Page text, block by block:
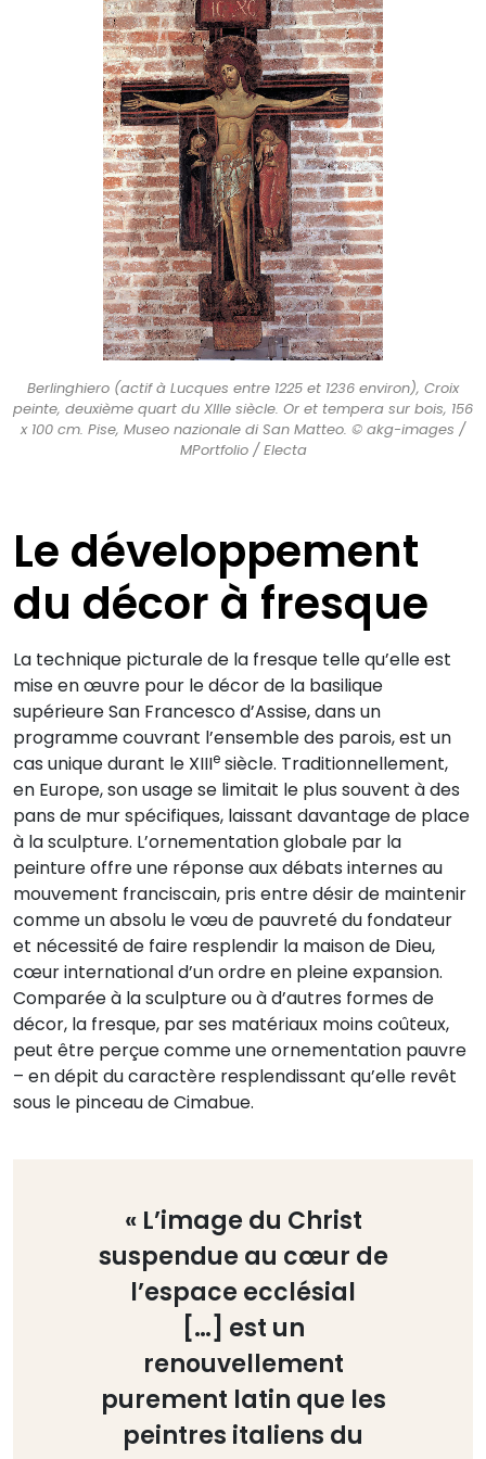
Berlinghiero (actif à Lucques entre 1225 et 1236 environ), Croix
peinte, deuxième quart du XIIIe siècle. Or et tempera sur bois, 156
x 100 cm. Pise, Museo nazionale di San Matteo. © akg-images /
MPortfolio / Electa
Le développement
du décor à fresque
La technique picturale de la fresque telle qu’elle est
mise en œuvre pour le décor de la basilique
supérieure San Francesco d’Assise, dans un
programme couvrant l’ensemble des parois, est un
cas unique durant le XIIIe siècle. Traditionnellement,
en Europe, son usage se limitait le plus souvent à des
pans de mur spécifiques, laissant davantage de place
à la sculpture. L’ornementation globale par la
peinture offre une réponse aux débats internes au
mouvement franciscain, pris entre désir de maintenir
comme un absolu le vœu de pauvreté du fondateur
et nécessité de faire resplendir la maison de Dieu,
cœur international d’un ordre en pleine expansion.
Comparée à la sculpture ou à d’autres formes de
décor, la fresque, par ses matériaux moins coûteux,
peut être perçue comme une ornementation pauvre
– en dépit du caractère resplendissant qu’elle revêt
sous le pinceau de Cimabue.
« L’image du Christ
suspendue au cœur de
l’espace ecclésial
[…] est un
renouvellement
purement latin que les
peintres italiens du